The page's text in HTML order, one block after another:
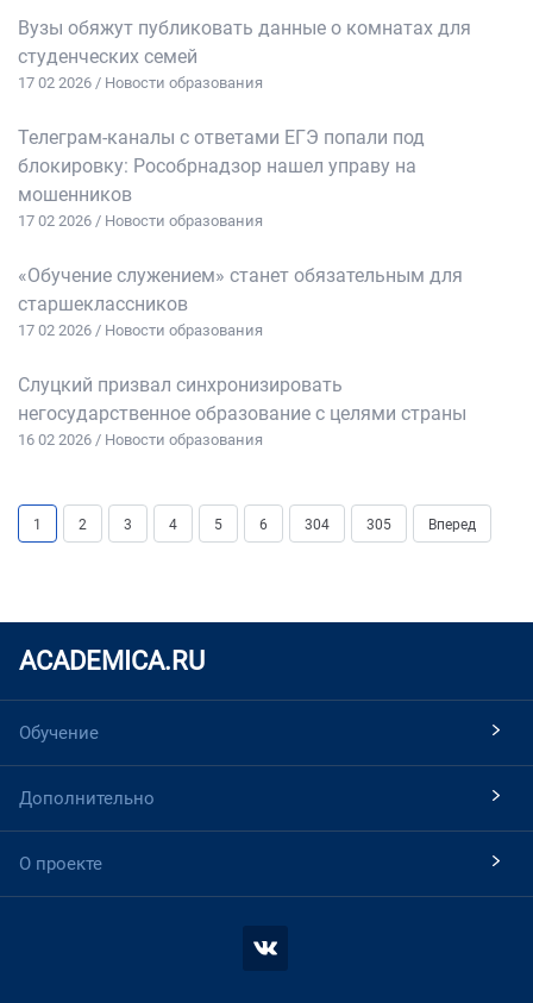
Вузы обяжут публиковать данные о комнатах для
студенческих семей
17 02 2026 / Новости образования
Телеграм-каналы с ответами ЕГЭ попали под
блокировку: Рособрнадзор нашел управу на
мошенников
17 02 2026 / Новости образования
«Обучение служением» станет обязательным для
старшеклассников
17 02 2026 / Новости образования
Слуцкий призвал синхронизировать
негосударственное образование с целями страны
16 02 2026 / Новости образования
1 2 3 4 5 6 304 305 Вперед
ACADEMICA.RU
Обучение
Дополнительно
О проекте